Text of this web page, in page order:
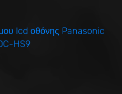
lcd οθόνης Panasonic
HS9